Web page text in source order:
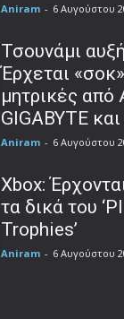
Aniram - 6 Αυγούστου
Τσουνάμι
Έρχεται
μητρικές από
GIGABYTE
Aniram - 6 Αυγούστου
Xbox:
τα δικά του
Trophies’
Aniram - 6 Αυγούστου